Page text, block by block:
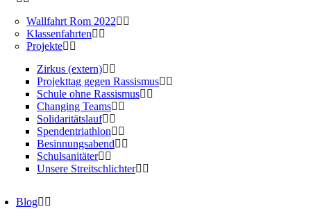
Wallfahrt Rom 2022
Klassenfahrten
Projekte
Zirkus (extern)
Projekttag gegen Rassismus
Schule ohne Rassismus
Changing Teams
Solidaritätslauf
Spendentriathlon
Besinnungsabend
Schulsanitäter
Unsere Streitschlichter
Blog